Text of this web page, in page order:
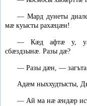
—Мард дунеты
мæ куысты рахæцæн!
—Кæд афтæ у,
сбæздзынæ. Разы дæ?
—Разы дæн, —
Адæм ныххудтысты,
—Ай ма нæ æндæр